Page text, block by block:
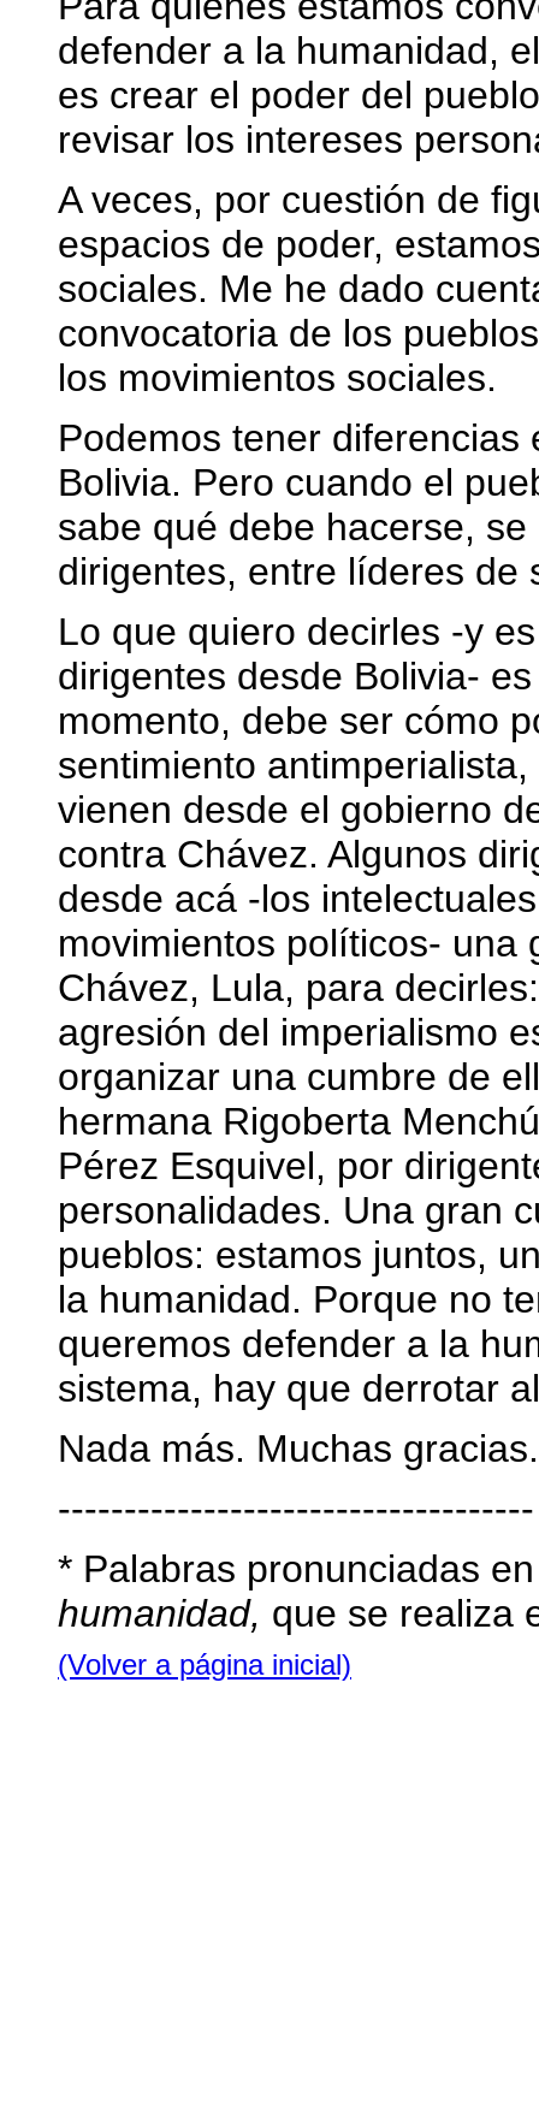
defender a la humanidad,
es crear el poder del
revisar los intereses
A veces, por cuestión de
espacios de poder,
sociales. Me he dado
convocatoria de los
los movimientos sociales.
Podemos tener
Bolivia. Pero cuando el
sabe qué debe hacerse,
dirigentes, entre líderes de
Lo que quiero decirles -y
dirigentes desde Bolivia-
momento, debe ser cómo
sentimiento
vienen desde el gobierno
contra Chávez. Algunos
desde acá -los
movimientos políticos- una
Chávez, Lula, para
agresión del imperialismo
organizar una cumbre de
hermana Rigoberta
Pérez Esquivel, por
personalidades. Una gran
pueblos: estamos juntos,
la humanidad. Porque no
queremos defender a la
sistema, hay que derrotar
Nada más. Muchas gracias.
------------------------------------
* Palabras pronunciadas
humanidad, que se realiza
(Volver a página inicial)